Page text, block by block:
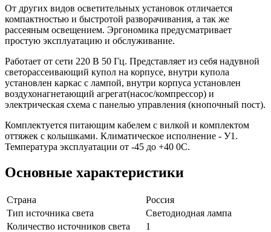
От других видов осветительных установок отличается
компактностью и быстротой разворачивания, а так же
рассеяным освещением. Эргономика предусматривает
простую эксплуатацию и обслуживание.
Работает от сети 220 В 50 Гц. Представляет из себя надувной
светорассеивающий купол на корпусе, внутри купола
установлен каркас с лампой, внутри корпуса установлен
воздухонагнетающий агрегат(насос/компрессор) и
электрическая схема с панелью управления (кнопочный пост).
Комплектуется питающим кабелем с вилкой и комплектом
оттяжек с колышками. Климатическое исполнение - У1.
Температура эксплуатации от -45 до +40 0С.
Основные характеристики
Страна
Россия
Тип источника света
Светодиодная лампа
Количество источников света
1